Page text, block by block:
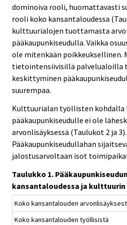
dominoiva rooli, huomattavasti
rooli koko kansantaloudessa
kulttuurialojen tuottamasta
pääkaupunkiseudulla. Vaikka
ole mitenkään poikkeuksellinen.
tietointensiivisillä palvelualoilla
keskittyminen
suurempaa.
Kulttuurialan työllisten kohdalla
pääkaupunkiseudulle ei ole
arvonlisäyksessä (Taulukot 2 ja 3).
Pääkaupunkiseudullahan
jalostusarvoltaan isot
Taulukko 1.
kansantaloudessa ja kulttuurin
Koko kansantalouden
Koko kansantalouden työllisistä